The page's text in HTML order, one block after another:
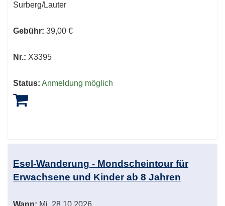
Surberg/Lauter
Gebühr: 39,00 €
Nr.: X3395
Status: Anmeldung möglich
Esel-Wanderung - Mondscheintour für
Erwachsene und Kinder ab 8 Jahren
Wann: Mi. 28.10.2026